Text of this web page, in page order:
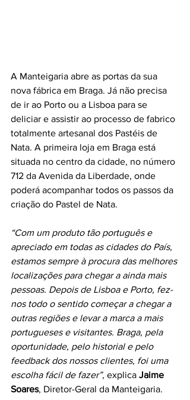
A Manteigaria abre as portas da sua
nova fábrica em Braga. Já não precisa
de ir ao Porto ou a Lisboa para se
deliciar e assistir ao processo de fabrico
totalmente artesanal dos Pastéis de
Nata. A primeira loja em Braga está
situada no centro da cidade, no número
712 da Avenida da Liberdade, onde
poderá acompanhar todos os passos da
criação do Pastel de Nata.
“Com um produto tão português e
apreciado em todas as cidades do País,
estamos sempre à procura das melhores
localizações para chegar a ainda mais
pessoas. Depois de Lisboa e Porto, fez-
nos todo o sentido começar a chegar a
outras regiões e levar a marca a mais
portugueses e visitantes. Braga, pela
oportunidade, pelo historial e pelo
feedback dos nossos clientes, foi uma
escolha fácil de fazer”, explica Jaime
Soares, Diretor-Geral da Manteigaria.